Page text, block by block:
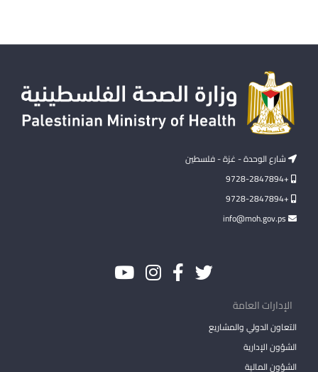
شارع الوحدة - غزة - فلسطين
+9728-2847894
+9728-2847894
الإدارات العامة
التعاون الدولي والمشاريع
الشؤون الإدارية
الشؤون المالية